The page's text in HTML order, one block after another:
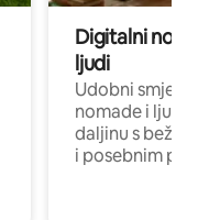
Digitalni
ljudi
Udobni
nomade i ljude
daljinu s
i posebnim